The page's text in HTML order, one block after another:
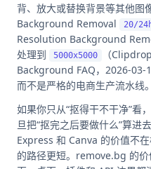
背、放大或替换背景等其他图
Background Removal
20/
Resolution Background
处理到
5000x5000
（
Background FAQ，2026-03-
而不是严格的电商生产流水线。
如果你只从“抠得干不干净”看
旦把“抠完之后要做什么”算进
Express 和 Canva 的价值不
的路径更短。remove.bg 的